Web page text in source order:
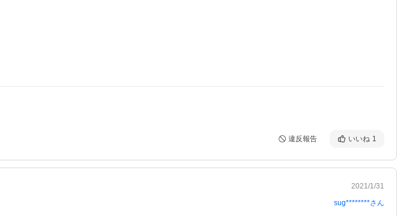
違反報告 いいね 1
2021/1/31
sug********さん